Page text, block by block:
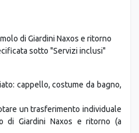
di Giardini Naxos e ritorno
sotto "Servizi inclusi"
cappello, costume da bagno,
un trasferimento individuale
di Giardini Naxos e ritorno (a